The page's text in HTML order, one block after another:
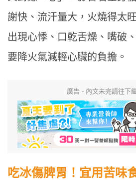
謝快、流汗量大，火燒得太
出現心悸、口乾舌燥、嘴破
要降火氣減輕心臟的負擔。
廣告 - 內文未完請往下
吃冰傷脾胃！宜用苦味